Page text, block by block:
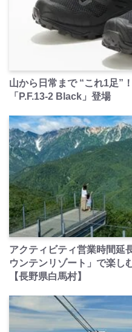
山から日常まで “これ1足”
「P.F.13-2 Black」登場
アクティビティ営業時間延
ウンテンリゾート」で楽し
【長野県白馬村】